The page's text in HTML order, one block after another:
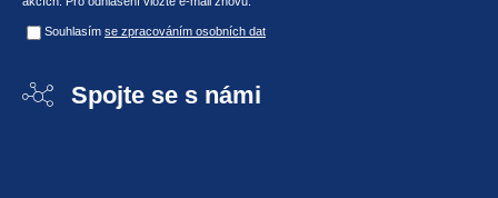
Souhlasím se zpracováním osobních dat
Spojte se s námi